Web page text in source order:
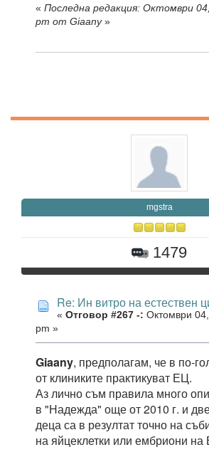
« Последна редакция: Октомври
pm от Giaany»
mgstra
1479
Re: Ин витро на естествен
« Отговор #267 -: Октомври
pm »
Giaany, предполагам, че в по-
от клиниките практикуват ЕЦ.
Аз лично съм правила много
в "Надежда" още от 2010 г. и
деца са в резултат точно на
на яйцеклетки или ембриони на